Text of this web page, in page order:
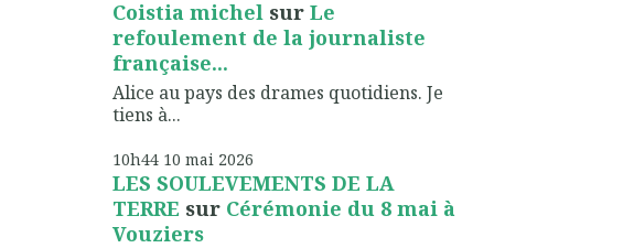
Coistia michelsur Le
refoulement de la journaliste
française...
Alice au pays des drames quotidiens. Je
tiens à...
10h44 10 mai 2026
LES SOULEVEMENTS DE LA
TERRE sur Cérémonie du 8 mai à
Vouziers